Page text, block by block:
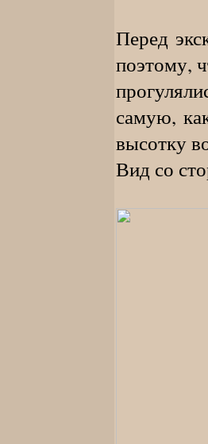
Перед
поэтому,
самую,
высотку
Вид со